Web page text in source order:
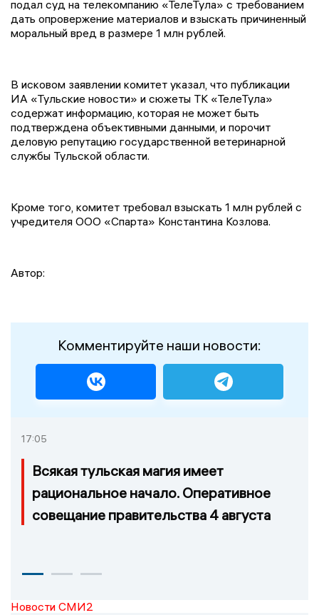
подал суд на телекомпанию «ТелеТула» с требованием
дать опровержение материалов и взыскать причиненный
моральный вред в размере 1 млн рублей.
В исковом заявлении комитет указал, что публикации
ИА «Тульские новости» и сюжеты ТК «ТелеТула»
содержат информацию, которая не может быть
подтверждена объективными данными, и порочит
деловую репутацию государственной ветеринарной
службы Тульской области.
Кроме того, комитет требовал взыскать 1 млн рублей с
учредителя ООО «Спарта» Константина Козлова.
Автор:
Комментируйте наши новости:
17:05
Всякая тульская магия имеет
рациональное начало. Оперативное
совещание правительства 4 августа
Новости СМИ2